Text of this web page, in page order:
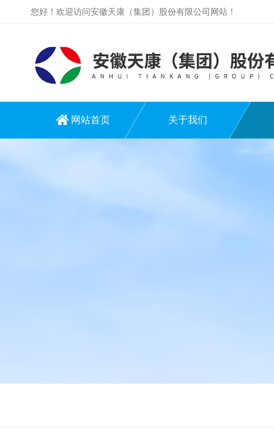
您好！欢迎访问安徽天康（集团）股份有限公司网站！
网站首页 关于我们